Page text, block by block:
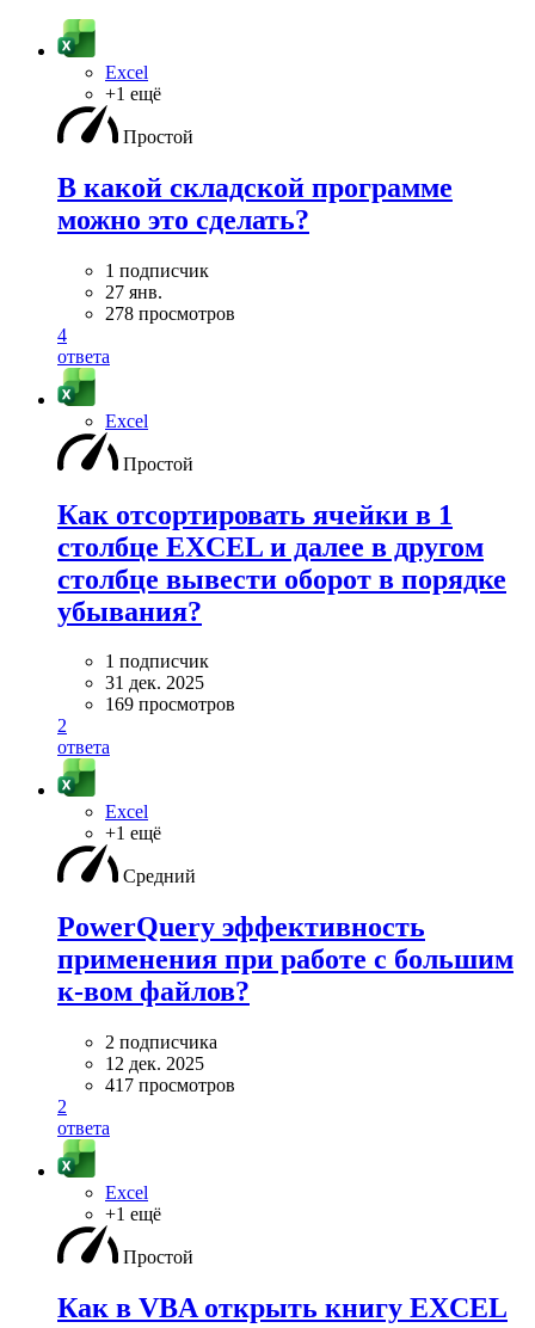
Excel
+1 ещё
Простой
В какой складской программе
можно это сделать?
1 подписчик
27 янв.
278 просмотров
4
ответа
Excel
Простой
Как отсортировать ячейки в 1
столбце EXCEL и далее в другом
столбце вывести оборот в порядке
убывания?
1 подписчик
31 дек. 2025
169 просмотров
2
ответа
Excel
+1 ещё
Средний
PowerQuery эффективность
применения при работе с большим
к-вом файлов?
2 подписчика
12 дек. 2025
417 просмотров
2
ответа
Excel
+1 ещё
Простой
Как в VBA открыть книгу EXCEL